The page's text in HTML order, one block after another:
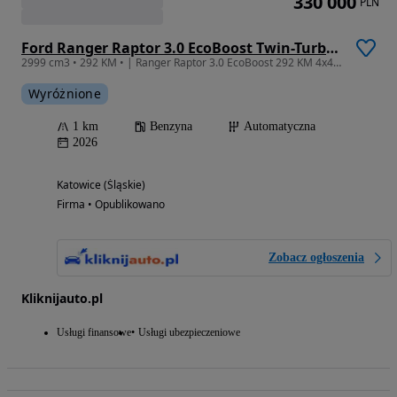
Ford Ranger Raptor 3.0 EcoBoost Twin-Turbo 4x4 DC
2999 cm3 • 292 KM • | Ranger Raptor 3.0 EcoBoost 292 KM 4x4 | FOX Live Valve | B&O
Wyróżnione
1 km Benzyna
Automatyczna
2026
Katowice (Śląskie)
Firma • Opublikowano
Zobacz ogłoszenia
Kliknijauto.pl
Usługi finansowe Usługi ubezpieczeniowe